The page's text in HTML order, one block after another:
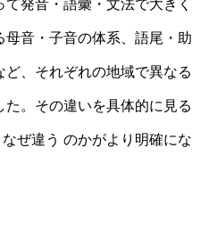
発音・語彙・文法で大きく
音・子音の体系、語尾・助
、それぞれの地域で異なる
。その違いを具体的に見る
ぜ違う のかがより明確にな